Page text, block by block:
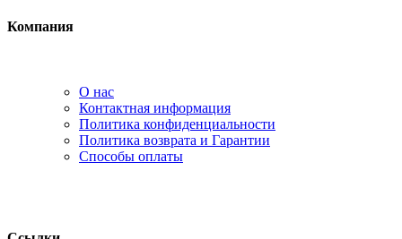
Компания
О нас
Контактная информация
Политика конфиденциальности
Политика возврата и Гарантии
Способы оплаты